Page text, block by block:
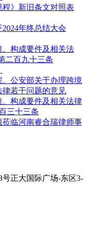
程》新旧条文对照表
年终总结大会
、构成要件及相关法
二百九十三条
公安部关于办理跨境
若干问题的意见
、构成要件及相关法律
三十三条
临河南睿合瑞律师事
正大国际广场-东区3-